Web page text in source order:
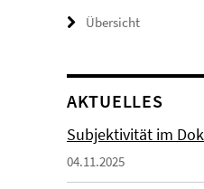
Übersicht
AKTUELLES
Subjektivität im
04.11.2025